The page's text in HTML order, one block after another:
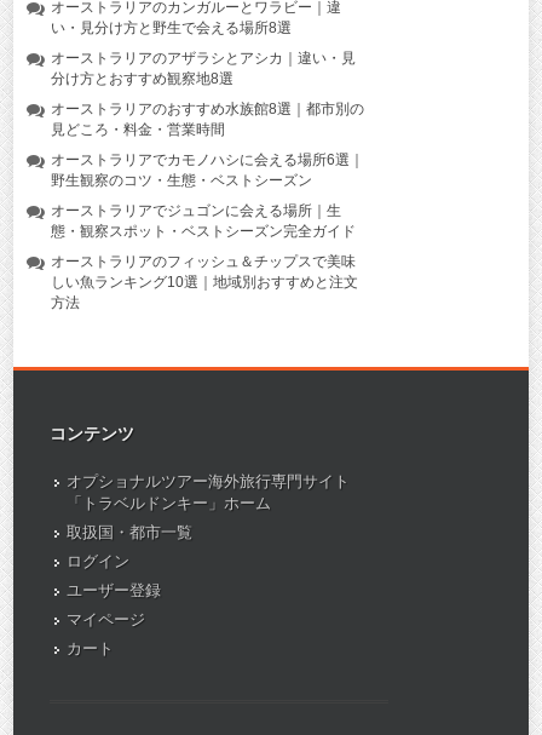
オーストラリアのカンガルーとワラビー｜違
い・見分け方と野生で会える場所8選
オーストラリアのアザラシとアシカ｜違い・見
分け方とおすすめ観察地8選
オーストラリアのおすすめ水族館8選｜都市別の
見どころ・料金・営業時間
オーストラリアでカモノハシに会える場所6選｜
野生観察のコツ・生態・ベストシーズン
オーストラリアでジュゴンに会える場所｜生
態・観察スポット・ベストシーズン完全ガイド
オーストラリアのフィッシュ＆チップスで美味
しい魚ランキング10選｜地域別おすすめと注文
方法
コンテンツ
オプショナルツアー海外旅行専門サイト
「トラベルドンキー」ホーム
取扱国・都市一覧
ログイン
ユーザー登録
マイページ
カート